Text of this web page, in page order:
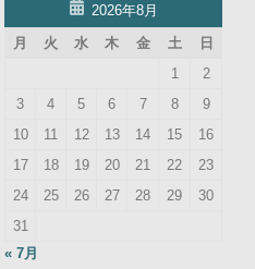
2026年8月
月
火 水 木 金 土
日
1
2
3
4 5 6 7 8
9
10
11 12 13 14 15
16
17
18 19 20 21 22
23
24
25 26 27 28 29
30
31
« 7月